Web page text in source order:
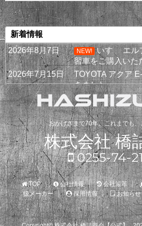
新着情報
2026年8月7日
NEW!
いすゞ エル
習車をご購入いた
2026年7月15日
TOYOTA アクア
きました
2026年6月28日
日野 デュトロ 横
だきました！
2026年6月15日
新型 クラウン
ご購入いただきま
2026年5月20日
いすゞ エルフ冷
だきました！
2026年5月5日
SUBARUフォレ
きました
2026年4月25日
UDトラックス
いただきました！
2026年4月6日
除雪車・重機の新
おかげさまで70年。これまでも
株式会社 橋
0255-74-
TOP 会社情報 会社沿革
扱メーカー
採用情報 お知らせ